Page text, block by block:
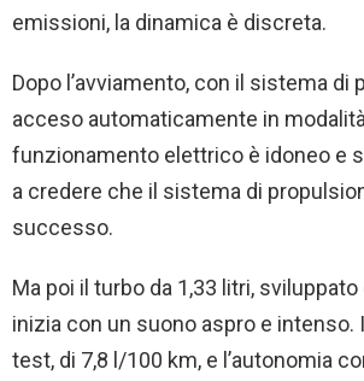
emissioni, la dinamica è discreta.
Dopo l’avviamento, con il sistema di
acceso automaticamente in
funzionamento elettrico è idoneo e
a credere che il sistema di
successo.
Ma poi il turbo da 1,33 litri, sviluppato
inizia con un suono aspro e intenso.
test, di 7,8 l/100 km, e l’autonomia